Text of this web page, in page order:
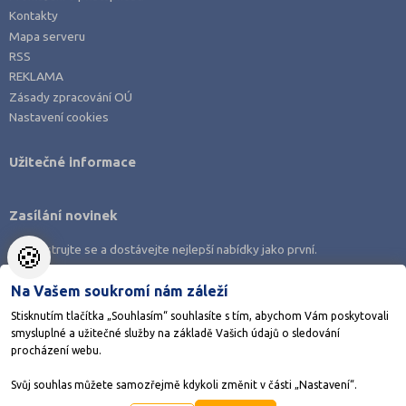
Plzeň-město (6)
Praha hlavní město (46)
Praha-východ (1)
Praha-západ (1)
Přerov (1)
Příbram (2)
Rokycany (1)
Svitavy (1)
Šumperk (1)
Tábor (2)
Třebíč (1)
Uherské Hradiště (4)
Ústí nad Labem (2)
Kontakty
Mapa serveru
RSS
REKLAMA
Zásady zpracování OÚ
Nastavení cookies
Stáhněte si aplikaci Adresář škol
Užitečné informace
Zasílání novinek
Zaregistrujte se a dostávejte nejlepší nabídky jako první.
AMOS KamPoMaturite.cz, s.r.o., stránky vytvořilo
🍪
Na Vašem soukromí nám záleží
Stisknutím tlačítka „Souhlasím“ souhlasíte s tím, abychom Vám poskytovali
smysluplné a užitečné služby na základě Vašich údajů o sledování
procházení webu.
Svůj souhlas můžete samozřejmě kdykoli změnit v části „Nastavení“.